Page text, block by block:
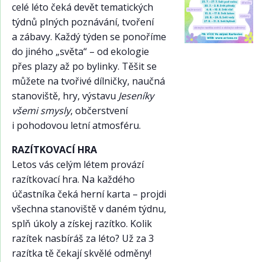
celé léto čeká devět tematických
týdnů plných poznávání, tvoření
a zábavy. Každý týden se ponoříme
do jiného „světa“ – od ekologie
přes plazy až po bylinky. Těšit se
můžete na tvořivé dílničky, naučná
stanoviště, hry, výstavu Jeseníky
všemi smysly, občerstvení
i pohodovou letní atmosféru.
RAZÍTKOVACÍ HRA
Letos vás celým létem provází
razítkovací hra. Na každého
účastníka čeká herní karta – projdi
všechna stanoviště v daném týdnu,
splň úkoly a získej razítko. Kolik
razítek nasbíráš za léto? Už za 3
razítka tě čekají skvělé odměny!